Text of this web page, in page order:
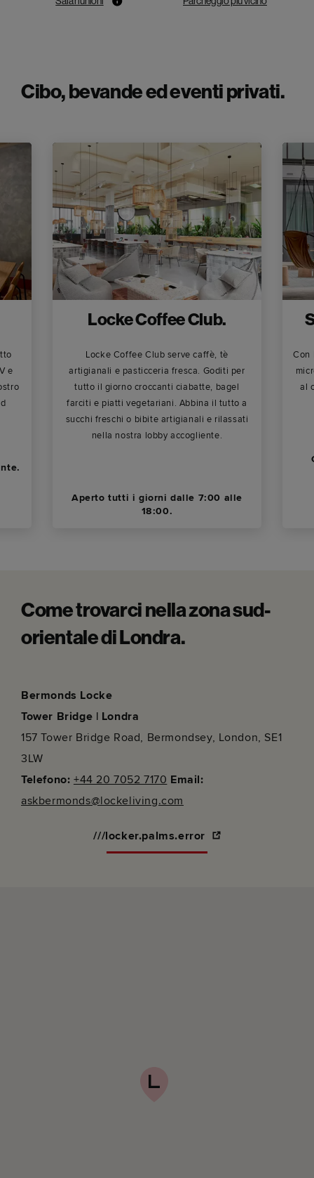
Cibo, bevande ed eventi privati.
e
Locke Coffee Club.
Locke Coffee Club serve caffè, tè
artigianali e pasticceria fresca. Goditi per
tutto il giorno croccanti ciabatte, bagel
farciti e piatti vegetariani. Abbina il tutto a
succhi freschi o bibite artigianali e rilassati
nella nostra lobby accogliente.
Aperto tutti i giorni dalle 7:00 alle
18:00.
Con
al
Come trovarci nella zona sud-
orientale di Londra.
Bermonds Locke
Tower Bridge | Londra
157 Tower Bridge Road, Bermondsey, London, SE1
3LW
Telefono: +44 20 7052 7170 Email:
askbermonds@lockeliving.com
///locker.palms.error